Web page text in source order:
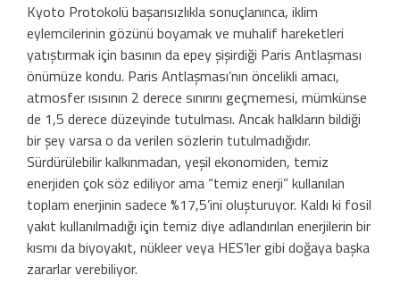
Kyoto Protokolü başarısızlıkla sonuçlanınca, iklim
eylemcilerinin gözünü boyamak ve muhalif hareketleri
yatıştırmak için basının da epey şişirdiği Paris Antlaşması
önümüze kondu. Paris Antlaşması’nın öncelikli amacı,
atmosfer ısısının 2 derece sınırını geçmemesi, mümkünse
de 1,5 derece düzeyinde tutulması. Ancak halkların bildiği
bir şey varsa o da verilen sözlerin tutulmadığıdır.
Sürdürülebilir kalkınmadan, yeşil ekonomiden, temiz
enerjiden çok söz ediliyor ama “temiz enerji” kullanılan
toplam enerjinin sadece %17,5’ini oluşturuyor. Kaldı ki fosil
yakıt kullanılmadığı için temiz diye adlandırılan enerjilerin bir
kısmı da biyoyakıt, nükleer veya HES’ler gibi doğaya başka
zararlar verebiliyor.